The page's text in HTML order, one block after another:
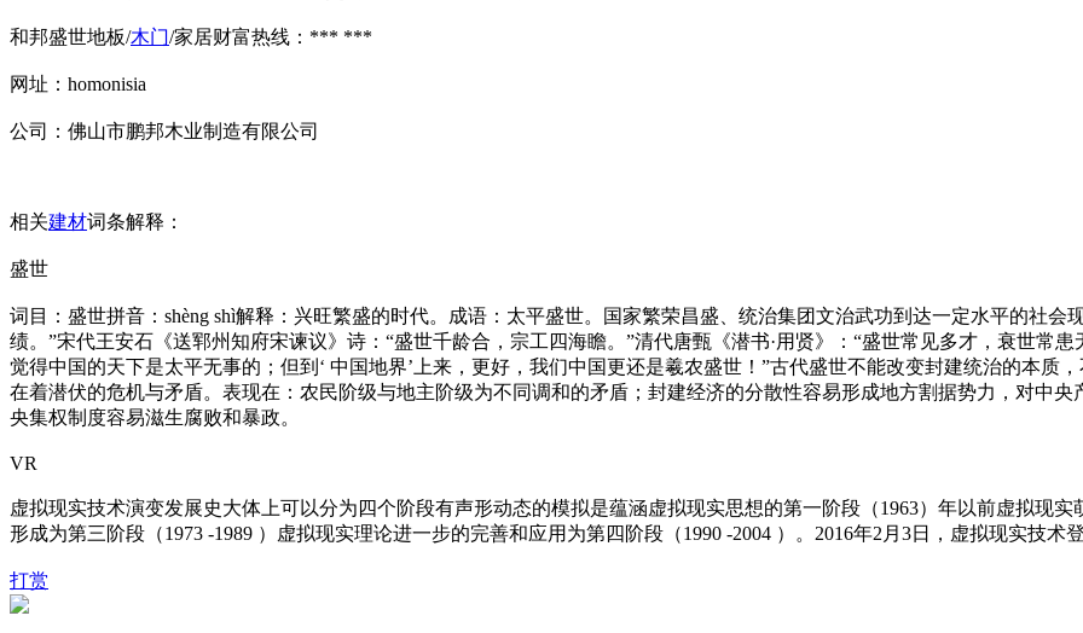
和邦盛世地板/木门/家居财富热线：*** ***
网址：homonisia
公司：佛山市鹏邦木业制造有限公司
相关建材词条解释：
盛世
词目：盛世拼音：shèng shì解释：兴旺繁盛的时代。成语：太平盛世。国家繁荣昌盛、统治集团文治武功到达一定水平的社会
绩。”宋代王安石《送郓州知府宋谏议》诗：“盛世千龄合，宗工四海瞻。”清代唐甄《潜书·用贤》：“盛世常见多才，衰世常
觉得中国的天下是太平无事的；但到‘ 中国地界’上来，更好，我们中国更还是羲农盛世！”古代盛世不能改变封建统治的本质
在着潜伏的危机与矛盾。表现在：农民阶级与地主阶级为不同调和的矛盾；封建经济的分散性容易形成地方割据势力，对中
央集权制度容易滋生腐败和暴政。
VR
虚拟现实技术演变发展史大体上可以分为四个阶段有声形动态的模拟是蕴涵虚拟现实思想的第一阶段（1963）年以前虚拟现
形成为第三阶段（1973 -1989 ）虚拟现实理论进一步的完善和应用为第四阶段（1990 -2004 ）。2016年2月3日，虚拟现实技术
打赏